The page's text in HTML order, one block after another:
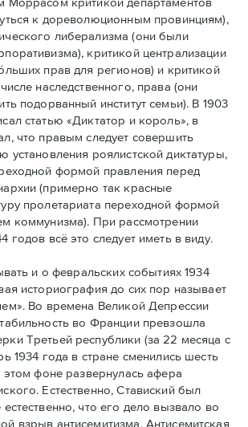
к дореволюционным провинциям),
либерализма (они были
критикой централизации
прав для регионов) и критикой
наследственного, права (они
подорванный институт семьи). В 1903
статью «Диктатор и король», в
что правым следует совершить
установления роялистской диктатуры,
формой правления перед
(примерно так красные
пролетариата переходной формой
коммунизма). При рассмотрении
годов всё это следует иметь в виду.
и о февральских событиях 1934
историография до сих пор называет
Во времена Великой Депрессии
во Франции превзошла
Третьей республики (за 22 месяца с
1934 года в стране сменились шесть
этом фоне развернулась афера
Естественно, Ставиский был
что его дело вызвало во
взрыв антисемитизма. Антисемитская